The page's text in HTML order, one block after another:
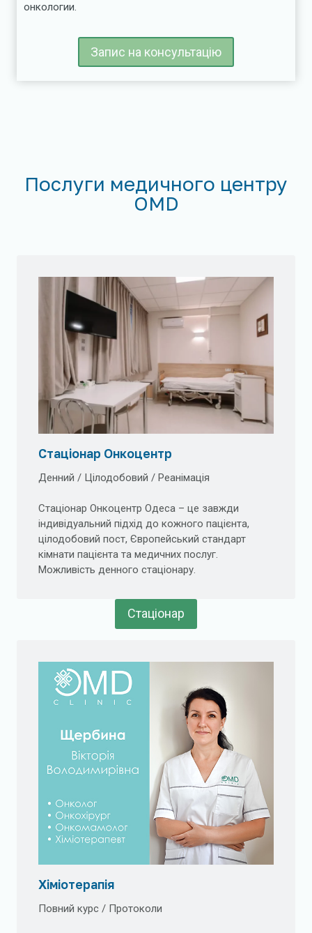
онкологии.
Запис на консультацію
Послуги медичного центру
OMD
Стаціонар Онкоцентр
Денний / Цілодобовий / Реанімація
Стаціонар Онкоцентр Одеса – це завжди
індивідуальний підхід до кожного пацієнта,
цілодобовий пост, Європейський стандарт
кімнати пацієнта та медичних послуг.
Можливість денного стаціонару.
Стаціонар
Хіміотерапія
Повний курс / Протоколи